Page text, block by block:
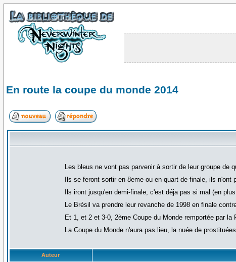
En route la coupe du monde 2014
Les bleus ne vont pas parvenir à sortir de leur groupe de
Ils se feront sortir en 8eme ou en quart de finale, ils n'ont
Ils iront jusqu'en demi-finale, c'est déja pas si mal (en
Le Brésil va prendre leur revanche de 1998 en finale
Et 1, et 2 et 3-0, 2ème Coupe du Monde remportée par la
La Coupe du Monde n'aura pas lieu, la nuée de
Auteur